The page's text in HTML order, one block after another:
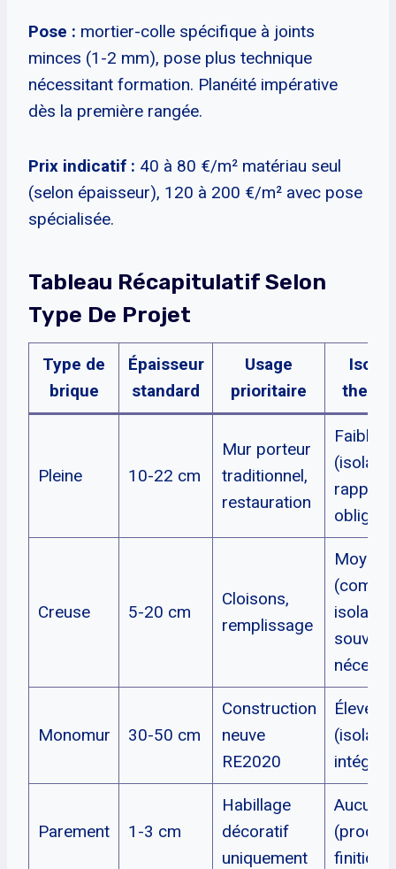
Pose : mortier-colle spécifique à joints
minces (1-2 mm), pose plus technique
nécessitant formation. Planéité impérative
dès la première rangée.
Prix indicatif : 40 à 80 €/m² matériau seul
(selon épaisseur), 120 à 200 €/m² avec pose
spécialisée.
Tableau Récapitulatif Selon
Type De Projet
Type de
brique
Épaisseur
standard
Usage
prioritaire
Pleine 10-22 cm
Mur porteur
traditionnel,
restauration
Faible
Creuse 5-20 cm
Cloisons,
remplissage
isolant
souvent
Monomur 30-50 cm
Construction
neuve
RE2020
Élevée
Parement 1-3 cm
Habillage
décoratif
uniquement
Aucune
(produit
finition)